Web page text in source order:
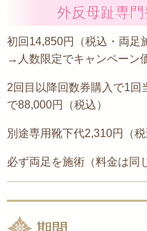
外反母趾専
初回14,850円（税込・両足
→人数限定でキャンペーン
2回目以降回数券購入で1
で88,000円（税込）
別途専用靴下代2,310円（
必ず両足を施術（料金は同